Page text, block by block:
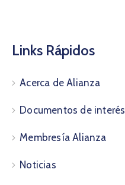
Links Rápidos
Acerca de Alianza
Documentos de interés
Membresía Alianza
Noticias